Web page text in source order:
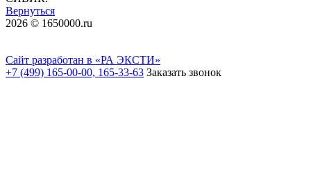
Вернуться
2026 © 1650000.ru
Сайт разработан в «РА ЭКСТИ»
+7 (499) 165-00-00, 165-33-63 Заказать звонок